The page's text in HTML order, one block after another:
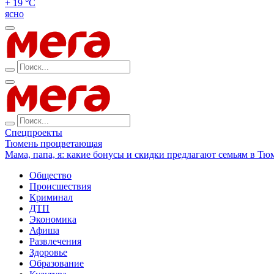
+ 19 °С
ясно
Спецпроекты
Тюмень процветающая
Мама, папа, я: какие бонусы и скидки предлагают семьям в
Общество
Происшествия
Криминал
ДТП
Экономика
Афиша
Развлечения
Здоровье
Образование